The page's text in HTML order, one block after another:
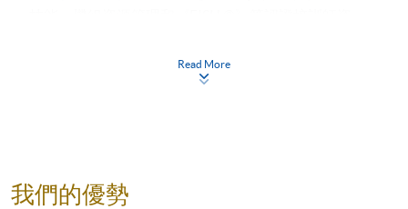
助各大機構維持最高標準的優質客戶滿意度，並參與
設計和提供組織發展項目。
生保持積極的態度，不斷提升自己。她深信只要相信
Read More
我們的優勢